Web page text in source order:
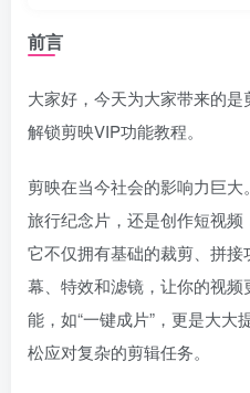
前言
大家好，今天为大家带来的
解锁剪映VIP功能教程。
剪映在当今社会的影响力巨
旅行纪念片，还是创作短视频
它不仅拥有基础的裁剪、拼
幕、特效和滤镜，让你的视
能，如“一键成片”，更是大大
松应对复杂的剪辑任务。